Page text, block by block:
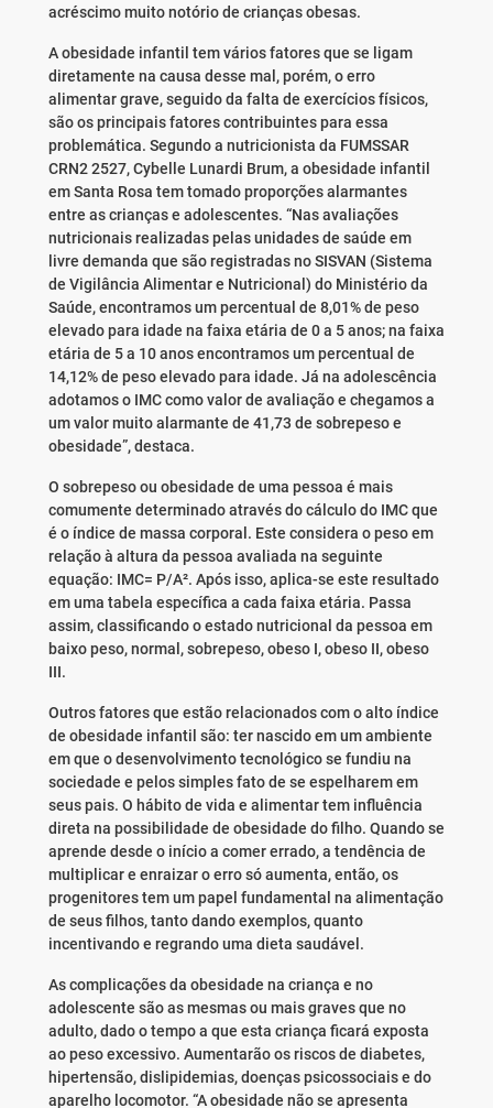
acréscimo muito notório de crianças obesas.
A obesidade infantil tem vários fatores que se ligam
diretamente na causa desse mal, porém, o erro
alimentar grave, seguido da falta de exercícios físicos,
são os principais fatores contribuintes para essa
problemática. Segundo a nutricionista da FUMSSAR
CRN2 2527, Cybelle Lunardi Brum, a obesidade infantil
em Santa Rosa tem tomado proporções alarmantes
entre as crianças e adolescentes. “Nas avaliações
nutricionais realizadas pelas unidades de saúde em
livre demanda que são registradas no SISVAN (Sistema
de Vigilância Alimentar e Nutricional) do Ministério da
Saúde, encontramos um percentual de 8,01% de peso
elevado para idade na faixa etária de 0 a 5 anos; na faixa
etária de 5 a 10 anos encontramos um percentual de
14,12% de peso elevado para idade. Já na adolescência
adotamos o IMC como valor de avaliação e chegamos a
um valor muito alarmante de 41,73 de sobrepeso e
obesidade”, destaca.
O sobrepeso ou obesidade de uma pessoa é mais
comumente determinado através do cálculo do IMC que
é o índice de massa corporal. Este considera o peso em
relação à altura da pessoa avaliada na seguinte
equação: IMC= P/A². Após isso, aplica-se este resultado
em uma tabela específica a cada faixa etária. Passa
assim, classificando o estado nutricional da pessoa em
baixo peso, normal, sobrepeso, obeso I, obeso II, obeso
III.
Outros fatores que estão relacionados com o alto índice
de obesidade infantil são: ter nascido em um ambiente
em que o desenvolvimento tecnológico se fundiu na
sociedade e pelos simples fato de se espelharem em
seus pais. O hábito de vida e alimentar tem influência
direta na possibilidade de obesidade do filho. Quando se
aprende desde o início a comer errado, a tendência de
multiplicar e enraizar o erro só aumenta, então, os
progenitores tem um papel fundamental na alimentação
de seus filhos, tanto dando exemplos, quanto
incentivando e regrando uma dieta saudável.
As complicações da obesidade na criança e no
adolescente são as mesmas ou mais graves que no
adulto, dado o tempo a que esta criança ficará exposta
ao peso excessivo. Aumentarão os riscos de diabetes,
hipertensão, dislipidemias, doenças psicossociais e do
aparelho locomotor. “A obesidade não se apresenta